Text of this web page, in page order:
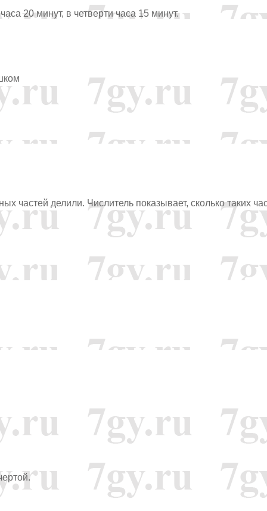
20 минут, в четверти часа 15 минут.
частей делили. Числитель показывает, сколько таких